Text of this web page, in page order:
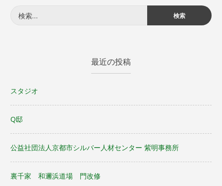
索:
最近の投稿
スタジオ
Q邸
公益社団法人京都市シルバー人材センター 紫明事務所
裏千家 和邇浜道場 門改修